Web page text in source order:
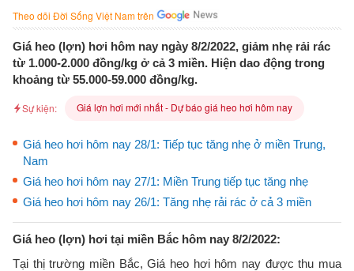
Theo dõi Đời Sống Việt Nam trên
Giá heo (lợn) hơi hôm nay ngày 8/2/2022, giảm nhẹ rải rác
từ 1.000-2.000 đồng/kg ở cả 3 miền. Hiện dao động trong
khoảng từ 55.000-59.000 đồng/kg.
Sự kiện: Giá lợn hơi mới nhất - Dự báo giá heo hơi hôm nay
Giá heo hơi hôm nay 28/1: Tiếp tục tăng nhẹ ở miền Trung,
Nam
Giá heo hơi hôm nay 27/1: Miền Trung tiếp tục tăng nhẹ
Giá heo hơi hôm nay 26/1: Tăng nhẹ rải rác ở cả 3 miền
Giá heo (lợn) hơi tại miền Bắc hôm nay 8/2/2022:
Tại thị trường miền Bắc, Giá heo hơi hôm nay được thu mua